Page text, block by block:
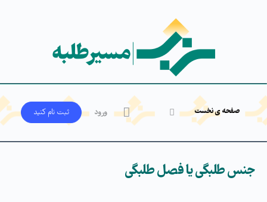
صفحه ی نخست ورود ثبت‌ نام کنید
جنس طلبگی یا فصل طلبگی